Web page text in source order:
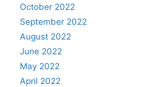
October 2022
September 2022
August 2022
June 2022
May 2022
April 2022